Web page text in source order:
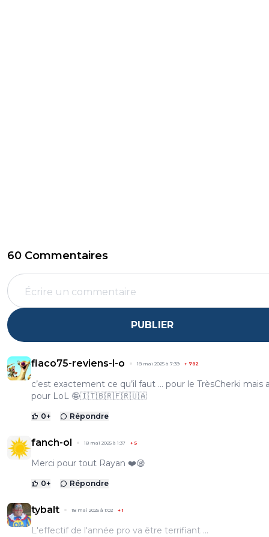
60 Commentaires
PUBLIER
flaco75-reviens-l-o 18 mai 2025 à 7:39 + 782
c’est exactement ce qu’il faut … pour le TrèsCherki mais
pour LoL 🤪🇮🇹🇧🇷🇫🇷🇺🇦
0+ Répondre
fanch-ol 18 mai 2025 à 1:37 +5
Merci pour tout Rayan ❤️😪
0+ Répondre
tybalt 18 mai 2025 à 1:02 +1
L'effectif de l'année pro va être terrifiant ...